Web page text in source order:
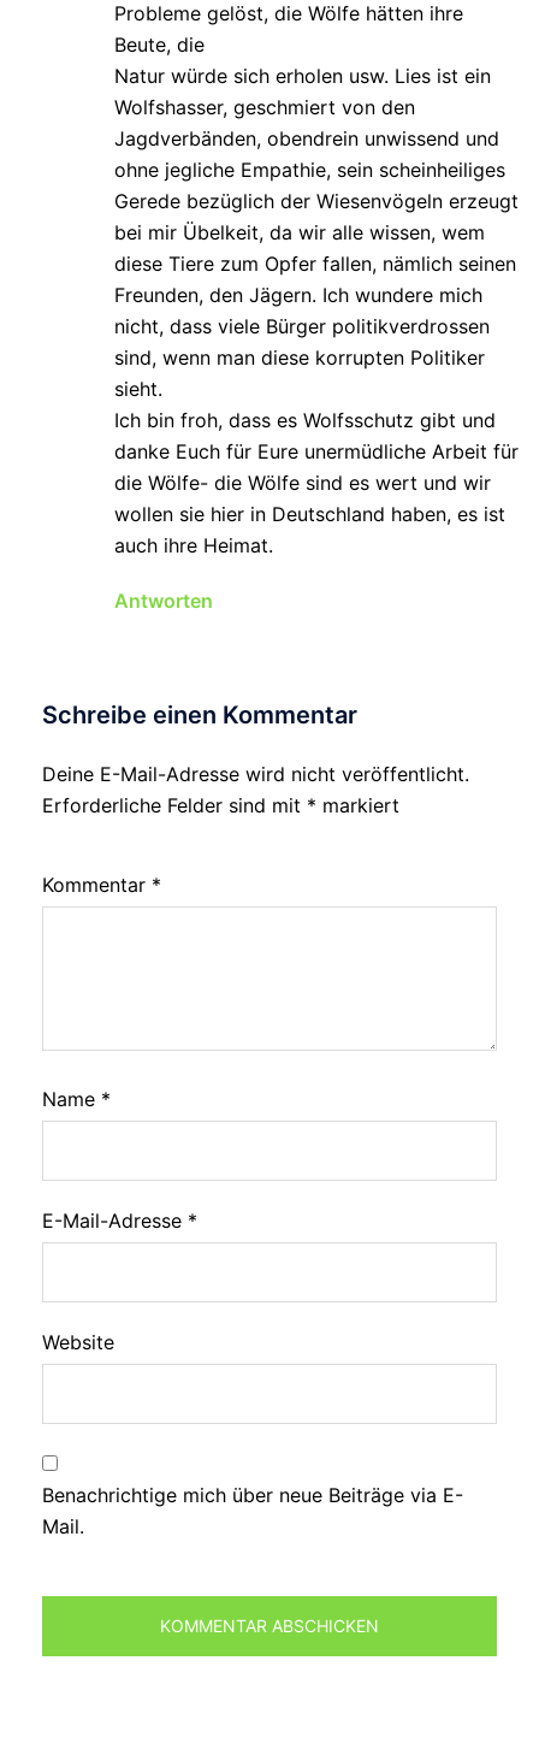
Probleme gelöst, die Wölfe hätten ihre
Beute, die
Natur würde sich erholen usw. Lies ist ein
Wolfshasser, geschmiert von den
Jagdverbänden, obendrein unwissend und
ohne jegliche Empathie, sein scheinheiliges
Gerede bezüglich der Wiesenvögeln erzeugt
bei mir Übelkeit, da wir alle wissen, wem
diese Tiere zum Opfer fallen, nämlich seinen
Freunden, den Jägern. Ich wundere mich
nicht, dass viele Bürger politikverdrossen
sind, wenn man diese korrupten Politiker
sieht.
Ich bin froh, dass es Wolfsschutz gibt und
danke Euch für Eure unermüdliche Arbeit für
die Wölfe- die Wölfe sind es wert und wir
wollen sie hier in Deutschland haben, es ist
auch ihre Heimat.
Antworten
Schreibe einen Kommentar
Deine E-Mail-Adresse wird nicht veröffentlicht.
Erforderliche Felder sind mit * markiert
Kommentar *
Name *
E-Mail-Adresse *
Website
Benachrichtige mich über neue Beiträge via E-
Mail.